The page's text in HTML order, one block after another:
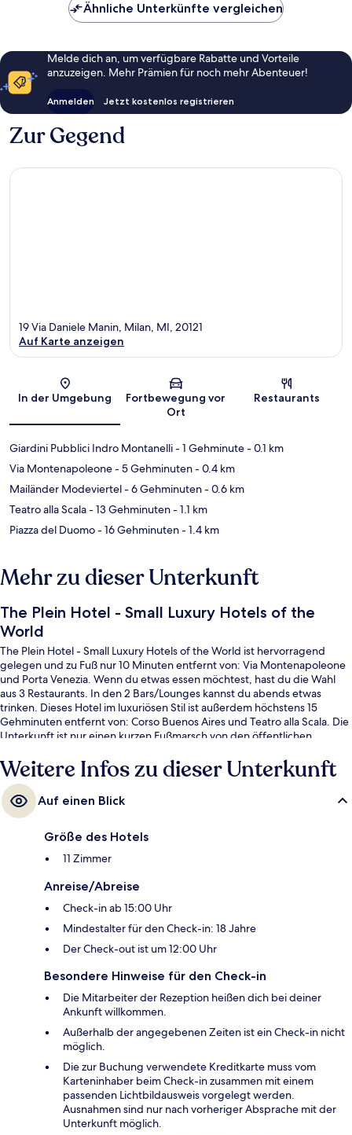
Ähnliche Unterkünfte vergleichen
Melde dich an, um verfügbare Rabatte und Vorteile
anzuzeigen. Mehr Prämien für noch mehr Abenteuer!
Anmelden Jetzt kostenlos registrieren
Zur Gegend
Karte
19 Via Daniele Manin, Milan, MI, 20121
Auf Karte anzeigen
In der Umgebung
Fortbewegung vor
Ort
Restaurants
Giardini Pubblici Indro Montanelli- 1 Gehminute- 0.1 km
Via Montenapoleone- 5 Gehminuten- 0.4 km
Mailänder Modeviertel- 6 Gehminuten- 0.6 km
Teatro alla Scala- 13 Gehminuten- 1.1 km
Piazza del Duomo- 16 Gehminuten- 1.4 km
Mehr zu dieser Unterkunft
The Plein Hotel - Small Luxury Hotels of the
World
The Plein Hotel - Small Luxury Hotels of the World ist hervorragend
gelegen und zu Fuß nur 10 Minuten entfernt von: Via Montenapoleone
und Porta Venezia. Wenn du etwas essen möchtest, hast du die Wahl
aus 3 Restaurants. In den 2 Bars/Lounges kannst du abends etwas
trinken. Dieses Hotel im luxuriösen Stil ist außerdem höchstens 15
Gehminuten entfernt von: Corso Buenos Aires und Teatro alla Scala. Die
Unterkunft ist nur einen kurzen Fußmarsch von den öffentlichen
(Straßenbahnhaltestelle Piazza Cavour) bzw. 4 Minuten (Metrostation
Turati).
Weitere Infos zu dieser Unterkunft
Auf einen Blick
Größe des Hotels
11 Zimmer
Anreise/Abreise
Check-in ab 15:00 Uhr
Mindestalter für den Check-in: 18 Jahre
Der Check-out ist um 12:00 Uhr
Besondere Hinweise für den Check-in
Die Mitarbeiter der Rezeption heißen dich bei deiner
Ankunft willkommen.
Außerhalb der angegebenen Zeiten ist ein Check-in nicht
möglich.
Die zur Buchung verwendete Kreditkarte muss vom
Karteninhaber beim Check-in zusammen mit einem
passenden Lichtbildausweis vorgelegt werden.
Ausnahmen sind nur nach vorheriger Absprache mit der
Unterkunft möglich.